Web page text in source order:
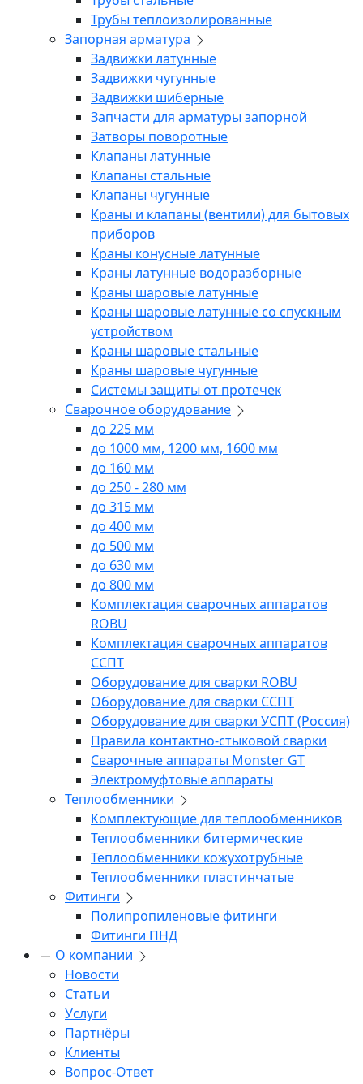
Трубы теплоизолированные
Запорная арматура
Задвижки латунные
Задвижки чугунные
Задвижки шиберные
Запчасти для арматуры запорной
Затворы поворотные
Клапаны латунные
Клапаны стальные
Клапаны чугунные
Краны и клапаны (вентили) для бытовых
приборов
Краны конусные латунные
Краны латунные водоразборные
Краны шаровые латунные
Краны шаровые латунные со спускным
устройством
Краны шаровые стальные
Краны шаровые чугунные
Системы защиты от протечек
Сварочное оборудование
до 225 мм
до 1000 мм, 1200 мм, 1600 мм
до 160 мм
до 250 - 280 мм
до 315 мм
до 400 мм
до 500 мм
до 630 мм
до 800 мм
Комплектация сварочных аппаратов
ROBU
Комплектация сварочных аппаратов
ССПТ
Оборудование для сварки ROBU
Оборудование для сварки ССПТ
Оборудование для сварки УСПТ (Россия)
Правила контактно-стыковой сварки
Сварочные аппараты Monster GT
Электромуфтовые аппараты
Теплообменники
Комплектующие для теплообменников
Теплообменники битермические
Теплообменники кожухотрубные
Теплообменники пластинчатые
Фитинги
Полипропиленовые фитинги
Фитинги ПНД
О компании
Новости
Статьи
Услуги
Партнёры
Клиенты
Вопрос-Ответ